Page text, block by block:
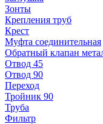
Зонты
Крепления труб
Крест
Муфта соединительная
Обратный клапан
Отвод 45
Отвод 90
Переход
Тройник 90
Труба
Фильтр